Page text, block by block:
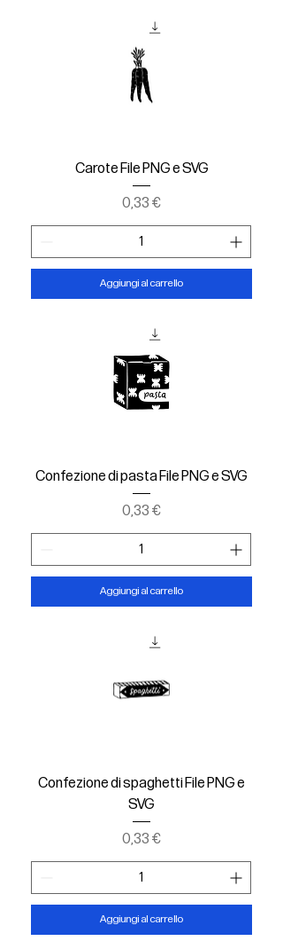
Carote File PNG e SVG
Prezzo
0,33 €
Aggiungi al carrello
Confezione di pasta File PNG e SVG
Prezzo
0,33 €
Aggiungi al carrello
Confezione di spaghetti File PNG e
SVG
Prezzo
0,33 €
Aggiungi al carrello